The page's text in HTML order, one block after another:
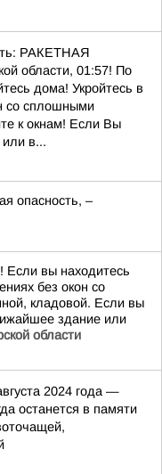
РАКЕТНАЯ
области, 01:57! По
дома! Укройтесь в
со сплошными
к окнам! Если Вы
или в...
опасность, –
Если вы находитесь
без окон со
кладовой. Если вы
здание или
области
2024 года —
останется в памяти